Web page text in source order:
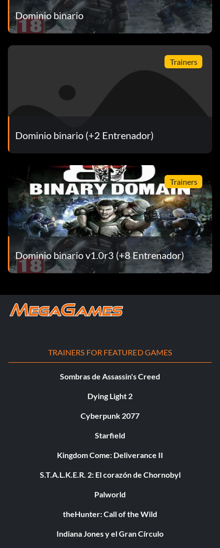
Dominio binario
Trainers
Dominio binario (+2 Entrenador)
Trainers
Dominio binario v1.0r3 (+8 Entrenador)
TRAINERS FOR FEATURED GAMES
Sombras de Assassin's Creed
Dying Light 2
Cyberpunk 2077
Starfield
Kingdom Come: Deliverance II
S.T.A.L.K.E.R. 2: El corazón de Chornobyl
Palworld
theHunter: Call of the Wild
Indiana Jones y el Gran Círculo